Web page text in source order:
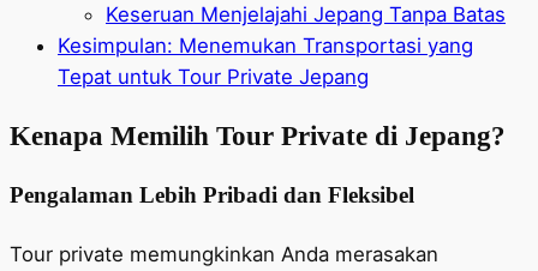
Keseruan Menjelajahi Jepang Tanpa Batas
Kesimpulan: Menemukan Transportasi yang
Tepat untuk Tour Private Jepang
Kenapa Memilih Tour Private di Jepang?
Pengalaman Lebih Pribadi dan Fleksibel
Tour private memungkinkan Anda merasakan